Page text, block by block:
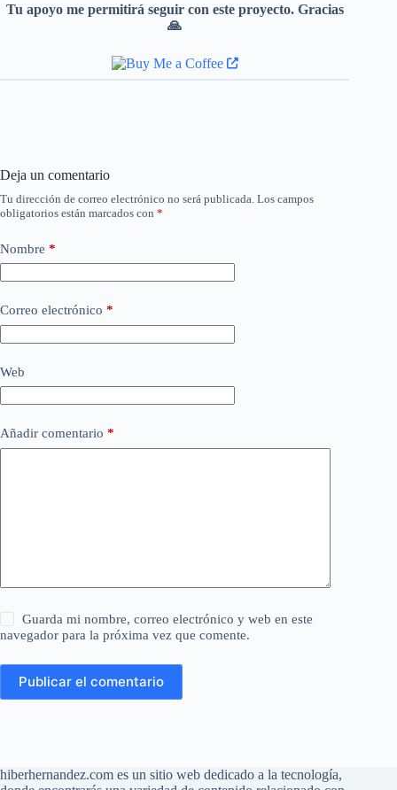
Tu apoyo me permitirá seguir con este proyecto. Gracias
🙏
Deja un comentario
Tu dirección de correo electrónico no será publicada. Los campos
obligatorios están marcados con *
Nombre *
Correo electrónico *
Web
Añadir comentario *
Guarda mi nombre, correo electrónico y web en este
navegador para la próxima vez que comente.
Publicar el comentario
hiberhernandez.com es un sitio web dedicado a la tecnología,